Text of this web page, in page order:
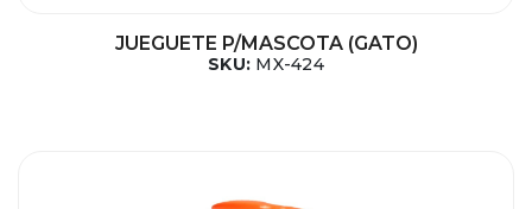
JUEGUETE P/MASCOTA (GATO)
SKU: MX-424